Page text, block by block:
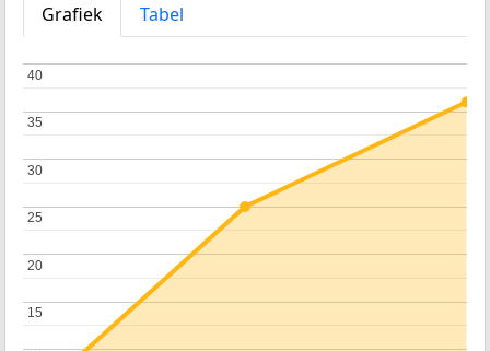
Grafiek
Tabel
15
15
20
20
25
25
30
30
35
35
40
40